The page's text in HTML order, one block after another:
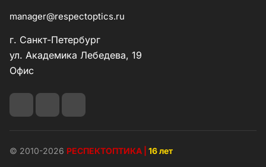
manager@respectoptics.ru
г. Санкт-Петербург
ул. Академика Лебедева, 19
Офис
© 2010-2026 РЕСПЕКТОПТИКА | 16 лет